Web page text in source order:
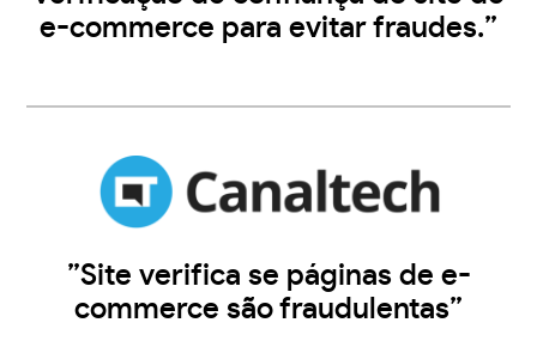
e-commerce para evitar fraudes.”
”Site verifica se páginas de e-
commerce são fraudulentas”